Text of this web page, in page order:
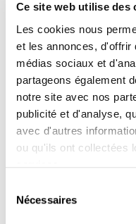
Ce site web utilise des
Les cookies nous
et les annonces, d'offrir
médias sociaux et
partageons également
notre site avec nos
publicité et d'analyse,
avec d'autres
ou qu'ils ont collectées
Nécessaires
La redéfinition
une précarisation
variables, et une
travail. Les
travailleurs et
mieux compris.
Un cercle vicieux
conditions de
dépression et
fragilise les
Les inégalités